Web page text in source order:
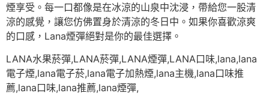
煙享受。每一口都像是在冰涼的山泉中沈浸，帶給您一股清
涼的感覺，讓您仿佛置身於清涼的冬日中。如果你喜歡涼爽
的口感，Lana煙彈絕對是你的最佳選擇。
LANA水果菸彈,LANA菸彈,LANA煙彈,LANA口味,lana,lana
電子煙,lana電子菸,lana電子加熱煙,lana主機,lana口味推
薦,lana口味,lana推薦,lana煙彈,